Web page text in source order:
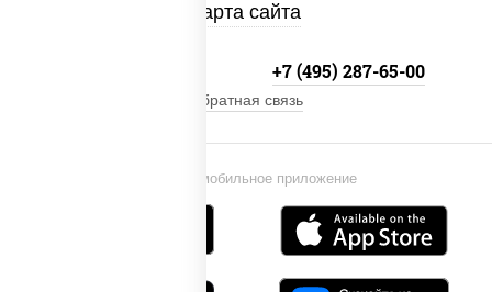
Карта сайта
Установи мобильное приложение
+7 (495) 287-65-00
Обратная связь